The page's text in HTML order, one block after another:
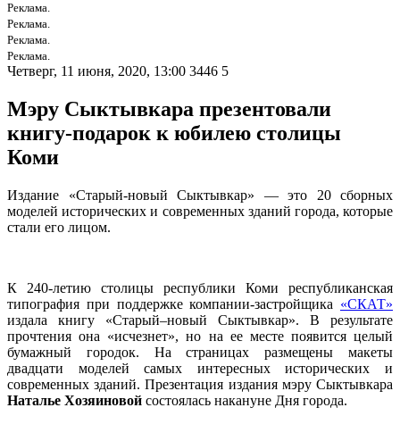
Реклама.
Реклама.
Реклама.
Реклама.
Четверг, 11 июня, 2020, 13:00 3446 5
Мэру Сыктывкара презентовали
книгу-подарок к юбилею столицы
Коми
Издание «Старый-новый Сыктывкар» — это 20 сборных
моделей исторических и современных зданий города, которые
стали его лицом.
К 240-летию столицы республики Коми республиканская
типография при поддержке компании-застройщика «СКАТ»
издала книгу «Старый–новый Сыктывкар». В результате
прочтения она «исчезнет», но на ее месте появится целый
бумажный городок. На страницах размещены макеты
двадцати моделей самых интересных исторических и
современных зданий. Презентация издания мэру Сыктывкара
Наталье Хозяиновой состоялась накануне Дня города.